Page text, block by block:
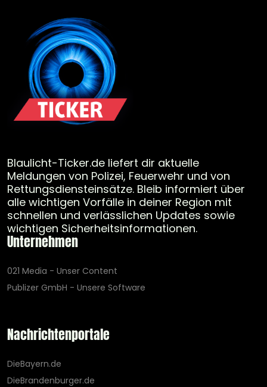
Blaulicht-Ticker.de liefert dir aktuelle
Meldungen von Polizei, Feuerwehr und von
Rettungsdiensteinsätze. Bleib informiert über
alle wichtigen Vorfälle in deiner Region mit
schnellen und verlässlichen Updates sowie
wichtigen Sicherheitsinformationen.
Unternehmen
021 Media - Unser Content
Publizer GmbH - Unsere Software
Nachrichtenportale
DieBayern.de
DieBrandenburger.de